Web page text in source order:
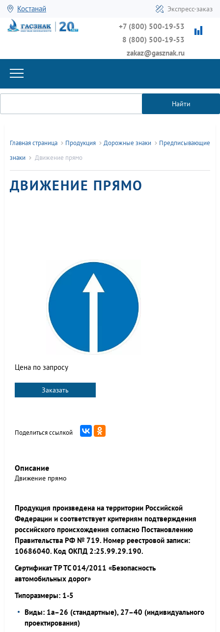
Костанай Экспресс-заказ
+7 (800) 500-19-53
8 (800) 500-19-53
zakaz@gasznak.ru
Найти
Главная страница Продукция Дорожные знаки
Предписывающие
знаки
Движение прямо
ДВИЖЕНИЕ ПРЯМО
Цена по запросу
Заказать
Поделиться ссылкой
Описание
Движение прямо
Продукция произведена на территории Российской
Федерации и соответствует критериям подтверждения
российского происхождения согласно Постановлению
Правительства РФ № 719. Номер реестровой записи:
10686040. Код ОКПД 2:25.99.29.190.
Сертификат ТР ТС 014/2011 «Безопасность
автомобильных дорог»
Типоразмеры: 1-5
Виды: 1а–26 (стандартные), 27–40 (индивидуального
проектирования)